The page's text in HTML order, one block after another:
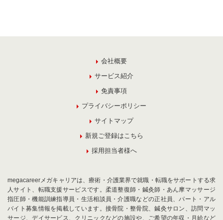
会社概要
サービス紹介
免責事項
プライバシーポリシー
サイトマップ
新規ご登録はこちら
採用担当者様へ
megacareerメガキャリアは、療術・介護業界で就職・転職をサポートする求
人サイト、転職支援サービスです。柔道整復師・鍼灸師・あん摩マッサージ
指圧師・機能訓練指導員・生活相談員・介護職などの正社員、パート・アル
バイト募集情報を掲載しています。接骨院・整骨院、鍼灸サロン、訪問マッ
サージ、デイサービス、クリニックなどの施設や、ご希望の年収・月給など